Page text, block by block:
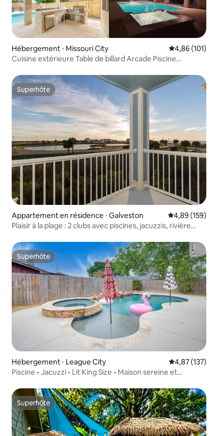
Hébergement ⋅ Missouri City Évaluation
4,86 (101)
Cuisine extérieure Table de billard Arcade Piscine
Superhôte
Superhôte
Appartement en résidence ⋅ Galveston Évaluation
4,89 (159)
Plaisir à la plage : 2 clubs avec piscines, jacuzzis, rivière
Superhôte
Superhôte
Hébergement ⋅ League City Évaluation
4,87 (137)
Piscine • Jacuzzi • Lit King Size • Maison sereine et
Superhôte
Superhôte